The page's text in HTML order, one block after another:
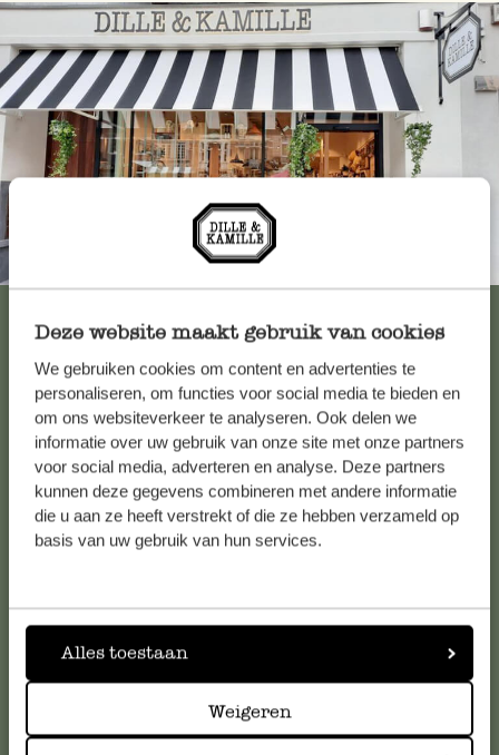
Deze website maakt gebruik van cookies
We gebruiken cookies om content en advertenties te
personaliseren, om functies voor social media te bieden en
om ons websiteverkeer te analyseren. Ook delen we
informatie over uw gebruik van onze site met onze partners
voor social media, adverteren en analyse. Deze partners
kunnen deze gegevens combineren met andere informatie
die u aan ze heeft verstrekt of die ze hebben verzameld op
basis van uw gebruik van hun services.
Alles toestaan
Weigeren
Immer in der Nähe
Kundenservice/Hilfe
Falls Sie Fragen haben oder Tipps und Hilfe brauchen, wenden
Sie sich bitte an unseren Kundenservice. Oder lesen Sie hier
die Antworten aufhäufig gestellte Fragen.
Online-Kundenservice